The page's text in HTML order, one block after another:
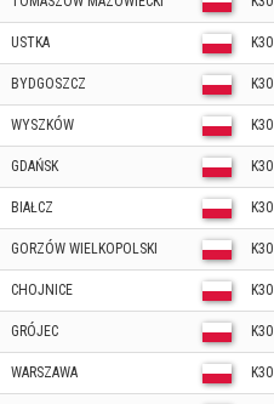
USTKA K30
BYDGOSZCZ K30
WYSZKÓW K30
GDAŃSK K30
BIAŁCZ K30
GORZÓW WIELKOPOLSKI K30
CHOJNICE K30
GRÓJEC K30
WARSZAWA K30